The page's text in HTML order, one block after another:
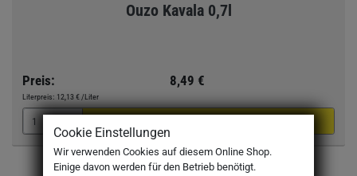
Ouzo Kavala 0,7l
Preis: 8,49 €
Literpreis: 12,13 € /Liter
Cookie Einstellungen
Wir verwenden Cookies auf diesem Online Shop.
Einige davon werden für den Betrieb benötigt.